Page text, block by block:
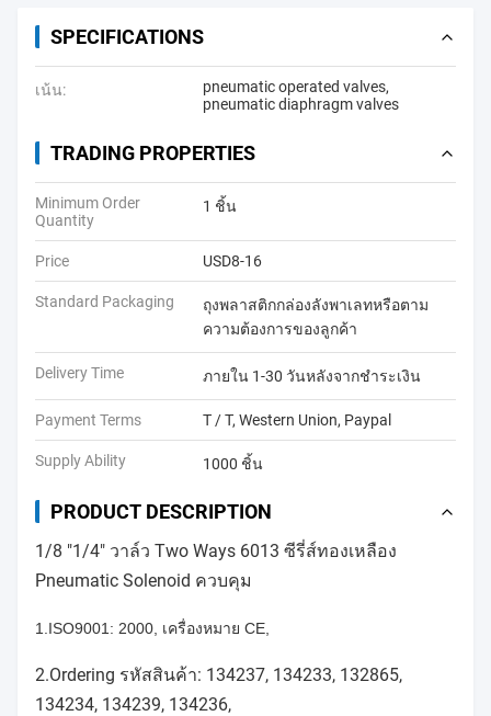
SPECIFICATIONS
เน้น: pneumatic operated valves,
pneumatic diaphragm valves
TRADING PROPERTIES
Minimum Order
Quantity
1 ชิ้น
Price USD8-16
Standard Packaging
ถุงพลาสติกกล่องลังพาเลทหรือตาม
ความต้องการของลูกค้า
Delivery Time ภายใน 1-30 วันหลังจากชำระเงิน
Payment Terms T / T, Western Union, Paypal
Supply Ability 1000 ชิ้น
PRODUCT DESCRIPTION
1/8 "1/4" วาล์ว Two Ways 6013 ซีรี่ส์ทองเหลือง
Pneumatic Solenoid ควบคุม
1.ISO9001: 2000, เครื่องหมาย CE,
2.Ordering รหัสสินค้า: 134237, 134233, 132865,
134234, 134239, 134236,